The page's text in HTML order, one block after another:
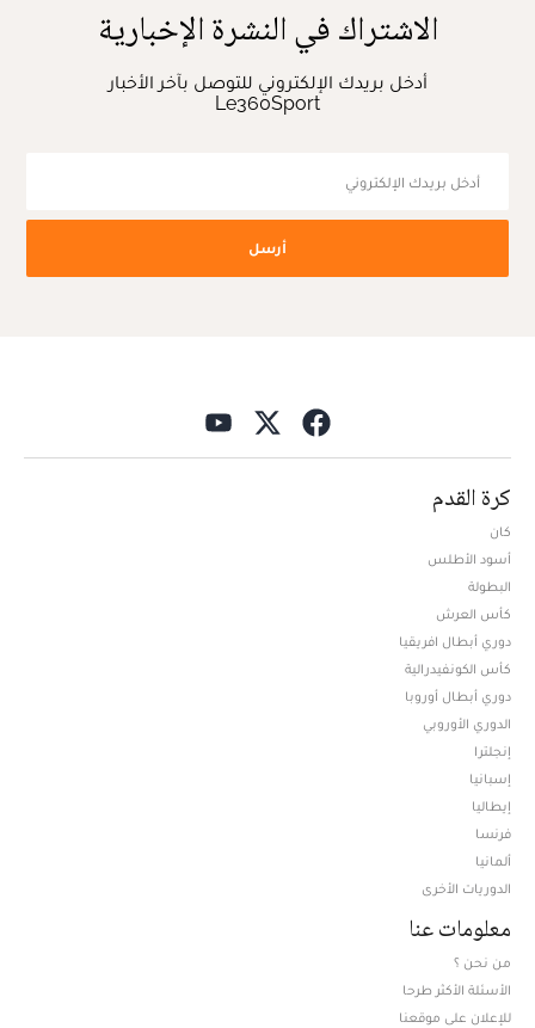
الاشتراك في النشرة الإخبارية
أدخل بريدك الإلكتروني للتوصل بآخر الأخبار
Le360Sport
أرسل
كرة القدم
كان
أسود الأطلس
البطولة
كأس العرش
دوري أبطال افريقيا
كأس الكونفيدرالية
دوري أبطال أوروبا
الدوري الأوروبي
إنجلترا
إسبانيا
إيطاليا
فرنسا
ألمانيا
الدوريات الأخرى
معلومات عنا
من نحن ؟
الأسئلة الأكثر طرحا
للإعلان على موقعنا